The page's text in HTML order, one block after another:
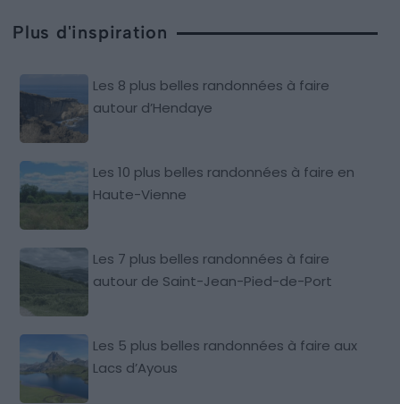
Plus d'inspiration
Les 8 plus belles randonnées à faire
autour d’Hendaye
Les 10 plus belles randonnées à faire en
Haute-Vienne
Les 7 plus belles randonnées à faire
autour de Saint-Jean-Pied-de-Port
Les 5 plus belles randonnées à faire aux
Lacs d’Ayous